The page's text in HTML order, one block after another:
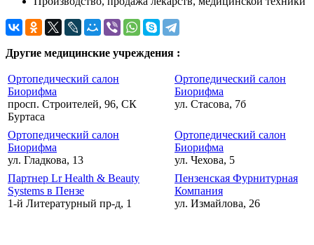
Другие медицинские учреждения :
Ортопедический салон
Биорифма
просп. Строителей, 96, СК
Буртаса
Ортопедический салон
Биорифма
ул. Стасова, 7б
Ортопедический салон
Биорифма
ул. Гладкова, 13
Ортопедический салон
Биорифма
ул. Чехова, 5
Партнер Lr Health & Beauty
Systems в Пензе
1-й Литературный пр-д, 1
Пензенская Фурнитурная
Компания
ул. Измайлова, 26